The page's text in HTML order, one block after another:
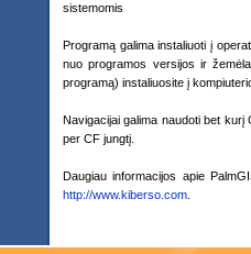
sistemomis
Programą galima instaliuoti į
nuo programos versijos ir
programą) instaliuosite į
Navigacijai galima naudoti bet
per CF jungtį.
Daugiau informacijos apie
http://www.kiberso.com